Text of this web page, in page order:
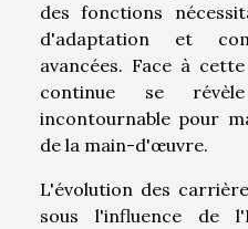
des fonctions
d'adaptation et
avancées. Face à
continue se
incontournable pour
de la main-d'œuvre.
L'évolution des
sous l'influence de